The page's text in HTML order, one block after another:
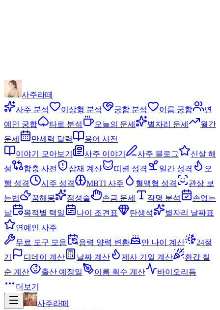
사주라떼
사주 분석
이상형 분석 궁합 분석 이름 궁합
연
예인 궁합
타로 분석 오늘의 운세 별자리 운세
월간
운세
만세력 달력
용어 사전
이야기 모아보기
사주 이야기 사주 블로그
신살 해
설
합충 사전 삼재 계산 띠별 성격 일간 성격
오
행 성격
시주 성격 MBTI 사주 혈액형 성격
관상 보
는법
꿈해몽 점성술 손금 운세 작명 분석
손없는
날
목적별 택일 나이 조견표 탄생석
별자리 날짜표
연예인 사주
무료 도구 모음
음력 양력 변환 만 나이 계산
24절
기
디데이 계산 날짜 계산 제사 기일 계산
환갑 칠
순 계산
출산 예정일 이름 획수 계산
바이오리듬
더보기
사주라떼